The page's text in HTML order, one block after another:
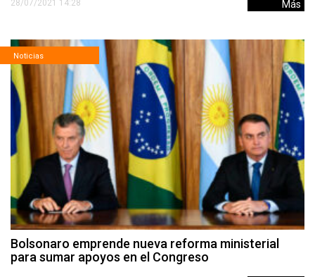
28/07/2021 14:28 Más
Noticias
Bolsonaro emprende nueva reforma ministerial
para sumar apoyos en el Congreso